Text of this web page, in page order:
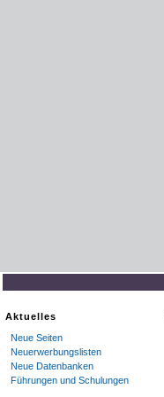
Aktuelles
Neue Seiten
Neuerwerbungslisten
Neue Datenbanken
Führungen und Schulungen